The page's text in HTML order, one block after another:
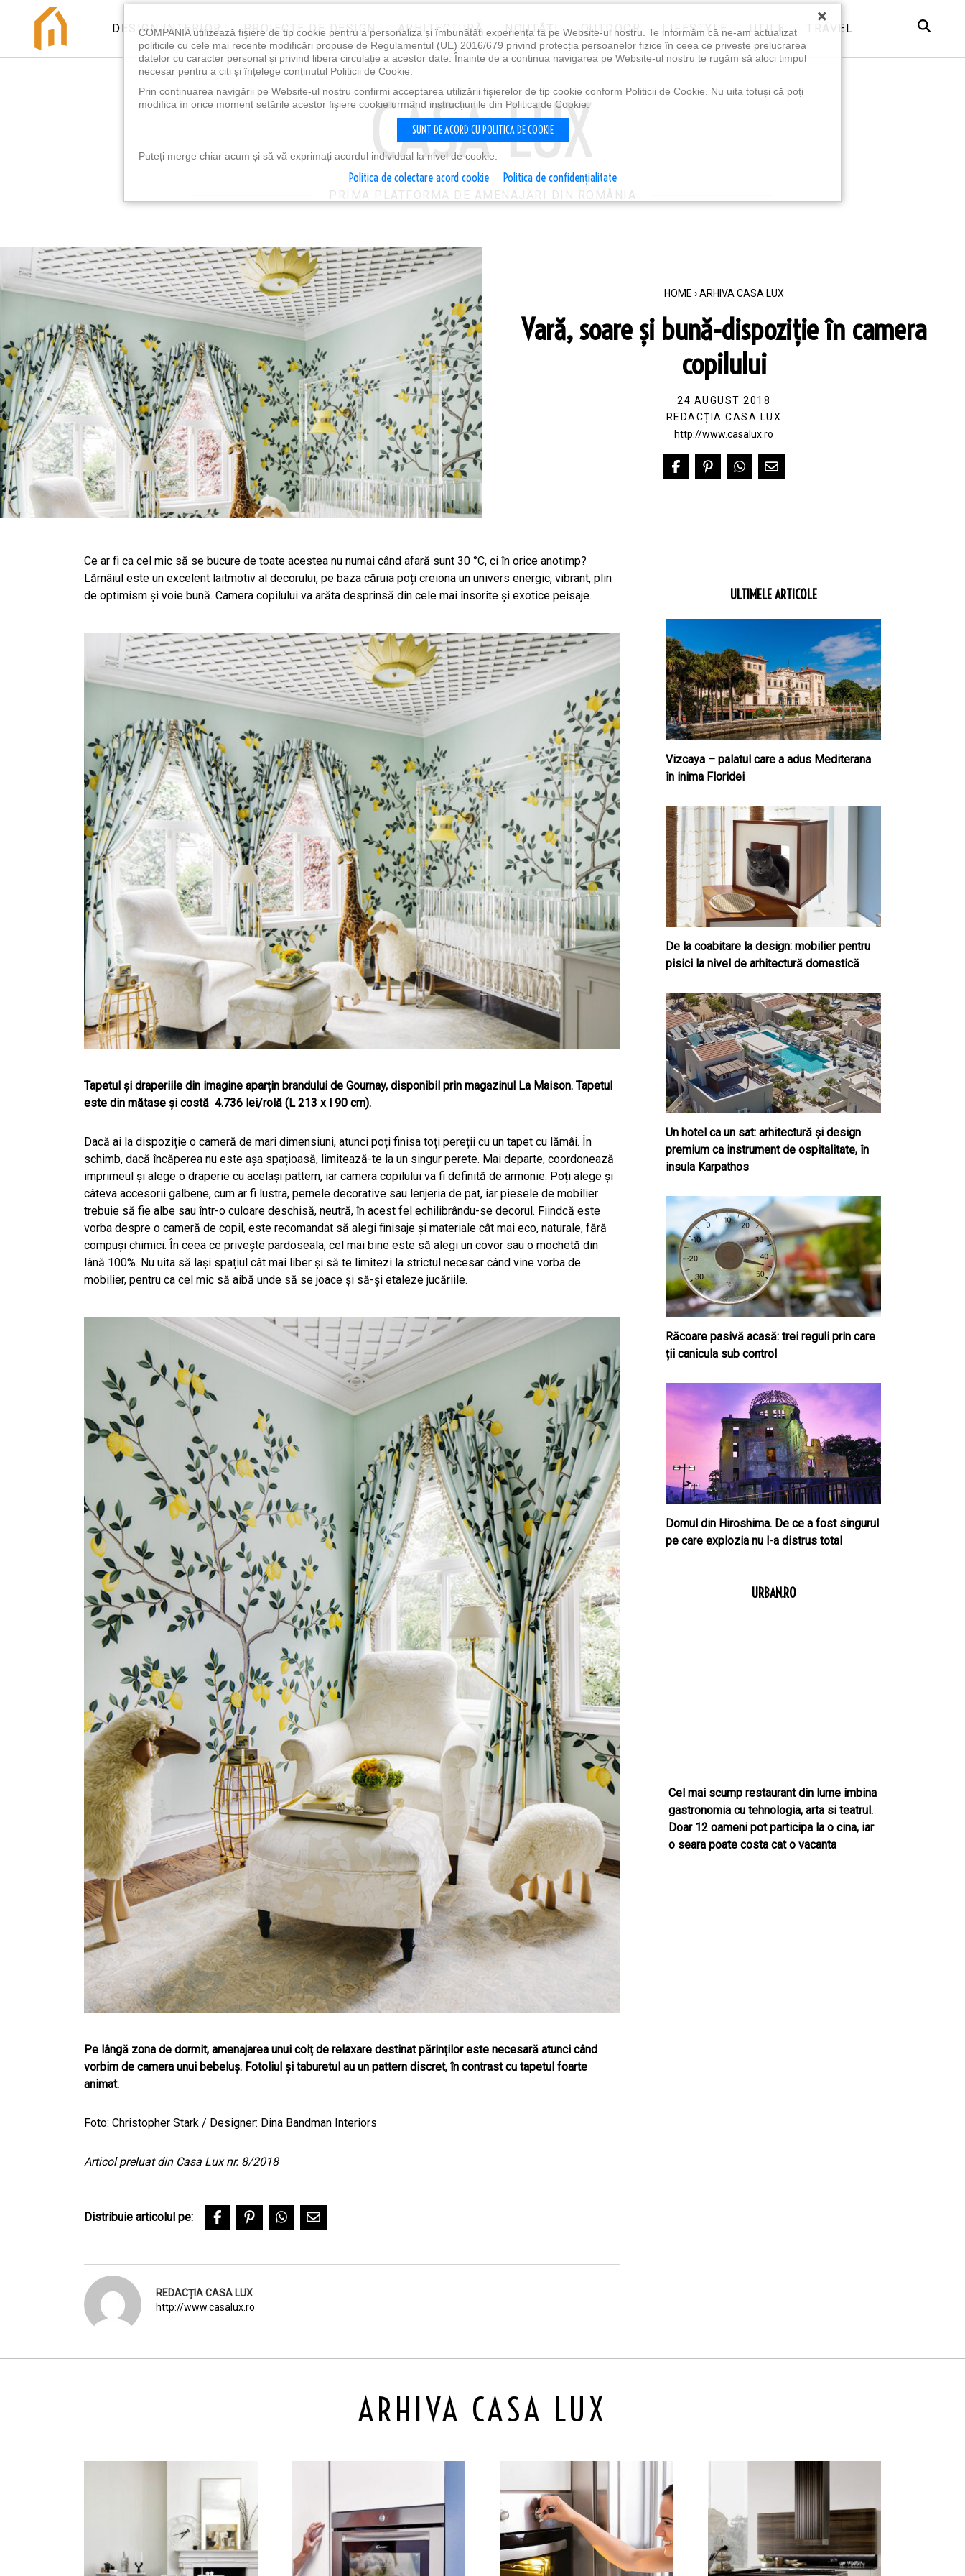
DESIGN INTERIOR PROIECTE DE DESIGN ARHITECTURĂ NOUTĂȚI OUTDOOR LIFESTYLE UTILE TRAVEL
PRIMA PLATFORMĂ DE AMENAJĂRI DIN ROMÂNIA
HOME › ARHIVA CASA LUX
Vară, soare și bună-dispoziție în camera
copilului
24 AUGUST 2018
REDACȚIA CASA LUX
http://www.casalux.ro
Ce ar fi ca cel mic să se bucure de toate acestea nu numai când afară sunt 30 °C, ci în orice anotimp?
Lămâiul este un excelent laitmotiv al decorului, pe baza căruia poți creiona un univers energic, vibrant, plin
de optimism și voie bună. Camera copilului va arăta desprinsă din cele mai însorite și exotice peisaje.
Tapetul și draperiile din imagine aparțin brandului de Gournay, disponibil prin magazinul La Maison. Tapetul
este din mătase și costă 4.736 lei/rolă (L 213 x l 90 cm).
Dacă ai la dispoziție o cameră de mari dimensiuni, atunci poți finisa toți pereții cu un tapet cu lămâi. În
schimb, dacă încăperea nu este așa spațioasă, limitează-te la un singur perete. Mai departe, coordonează
imprimeul și alege o draperie cu același pattern, iar camera copilului va fi definită de armonie. Poți alege și
câteva accesorii galbene, cum ar fi lustra, pernele decorative sau lenjeria de pat, iar piesele de mobilier
trebuie să fie albe sau într-o culoare des­chisă, neutră, în acest fel echilibrându-se decorul. Fiindcă este
vorba despre o cameră de copil, este recomandat să alegi finisaje și materiale cât mai eco, naturale, fără
compuși chimici. În ceea ce privește pardoseala, cel mai bine este să alegi un covor sau o mochetă din
lână 100%. Nu uita să lași spațiul cât mai liber și să te limitezi la strictul necesar când vine vorba de
mobilier, pentru ca cel mic să aibă unde să se joace și să-și etaleze jucăriile.
Pe lângă zona de dormit, amenajarea unui colț de relaxare destinat părinților este necesară atunci când
vorbim de camera unui bebeluș. Fotoliul și taburetul au un pattern discret, în contrast cu tapetul foarte
animat.
Foto: Christopher Stark / Designer: Dina Bandman Interiors
Articol preluat din Casa Lux nr. 8/2018
Distribuie articolul pe:
REDACȚIA CASA LUX
http://www.casalux.ro
ULTIMELE ARTICOLE
Vizcaya – palatul care a adus Mediterana
în inima Floridei
De la coabitare la design: mobilier pentru
pisici la nivel de arhitectură domestică
Un hotel ca un sat: arhitectură și design
premium ca instrument de ospitalitate, în
insula Karpathos
Răcoare pasivă acasă: trei reguli prin care
ții canicula sub control
Domul din Hiroshima. De ce a fost singurul
pe care explozia nu l-a distrus total
URBAN.RO
Cel mai scump restaurant din lume imbina
gastronomia cu tehnologia, arta si teatrul.
Doar 12 oameni pot participa la o cina, iar
o seara poate costa cat o vacanta
ARHIVA CASA LUX
×
COMPANIA utilizează fişiere de tip cookie pentru a personaliza și îmbunătăți experiența ta pe Website-ul nostru. Te informăm că ne-am actualizat
politicile cu cele mai recente modificări propuse de Regulamentul (UE) 2016/679 privind protecția persoanelor fizice în ceea ce privește prelucrarea
datelor cu caracter personal și privind libera circulație a acestor date. Înainte de a continua navigarea pe Website-ul nostru te rugăm să aloci timpul
necesar pentru a citi și înțelege conținutul Politicii de Cookie.
Prin continuarea navigării pe Website-ul nostru confirmi acceptarea utilizării fişierelor de tip cookie conform Politicii de Cookie. Nu uita totuși că poți
modifica în orice moment setările acestor fişiere cookie urmând instrucțiunile din Politica de Cookie.
SUNT DE ACORD CU POLITICA DE COOKIE
Puteți merge chiar acum și să vă exprimați acordul individual la nivel de cookie:
Politica de colectare acord cookie Politica de confidențialitate